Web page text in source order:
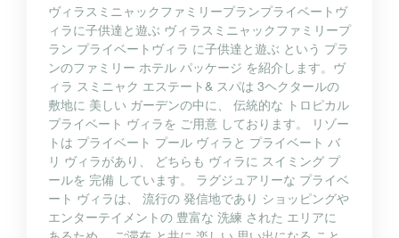
ヴィラスミニャックファミリープランプライベートヴ
ィラに子供達と遊ぶ ヴィラスミニャックファミリープ
ラン プライベートヴィラ に子供達と遊ぶ という プラ
ンのファミリー ホテル パッケージ を紹介します。ヴ
ィラ スミニャク エステート& スパは 3ヘクタールの
敷地に 美しい ガーデンの中に、 伝統的な トロピカル
プライベート ヴィラを ご用意 しております。 リゾー
トは プライベート プール ヴィラと プライベート バ
リ ヴィラがあり、 どちらも ヴィラに スイミング プ
ールを 完備 しています。 ラグジュアリーな プライベ
ート ヴィラは、 流行の 発信地であり ショッピングや
エンターテイメントの 豊富な 洗練 された エリアに